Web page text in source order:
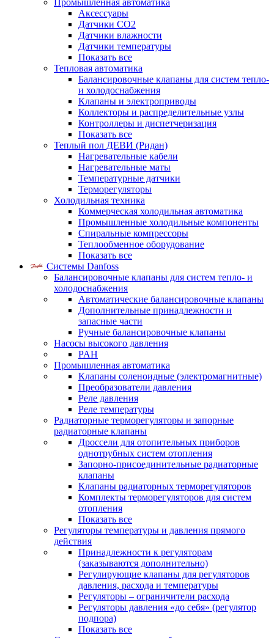
Промышленная автоматика
Аксессуары
Датчики CO2
Датчики влажности
Датчики температуры
Показать все
Тепловая автоматика
Балансировочные клапаны для систем тепло-
и холодоснабжения
Клапаны и электроприводы
Коллекторы и распределительные узлы
Контроллеры и диспетчеризация
Показать все
Теплый пол ДЕВИ (Ридан)
Нагревательные кабели
Нагревательные маты
Температурные датчики
Терморегуляторы
Холодильная техника
Коммерческая холодильная автоматика
Промышленные холодильные компоненты
Спиральные компрессоры
Теплообменное оборудование
Показать все
Системы Danfoss
Балансировочные клапаны для систем тепло- и
холодоснабжения
Автоматические балансировочные клапаны
Дополнительные принадлежности и
запасные части
Ручные балансировочные клапаны
Насосы высокого давления
PAH
Промышленная автоматика
Клапаны соленоидные (электромагнитные)
Преобразователи давления
Реле давления
Реле температуры
Радиаторные терморегуляторы и запорные
радиаторные клапаны
Дроссели для отопительных приборов
однотрубных систем отопления
Запорно-присоединительные радиаторные
клапаны
Клапаны радиаторных терморегуляторов
Комплекты терморегуляторов для систем
отопления
Показать все
Регуляторы температуры и давления прямого
действия
Принадлежности к регуляторам
(заказываются дополнительно)
Регулирующие клапаны для регуляторов
давления, расхода и температуры
Регуляторы – ограничители расхода
Регуляторы давления «до себя» (регулятор
подпора)
Показать все